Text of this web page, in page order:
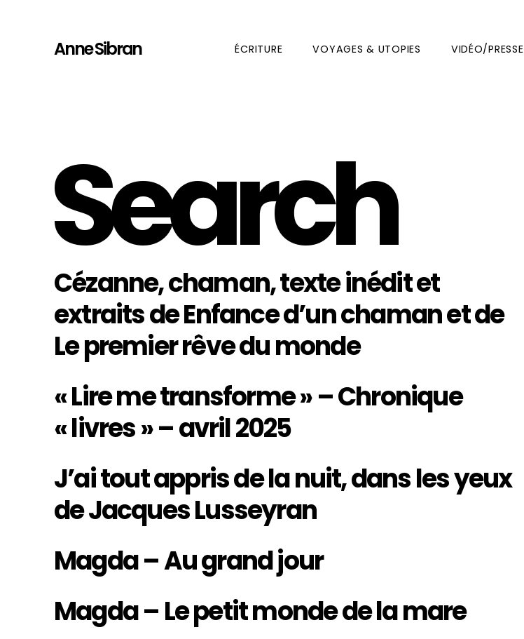
Anne Sibran ÉCRITURE VOYAGES & UTOPIES VIDÉO/PRESSE
Search
Cézanne, chaman, texte inédit et
extraits de Enfance d’un chaman et de
Le premier rêve du monde
« Lire me transforme » – Chronique
« livres » – avril 2025
J’ai tout appris de la nuit, dans les yeux
de Jacques Lusseyran
Magda – Au grand jour
Magda – Le petit monde de la mare